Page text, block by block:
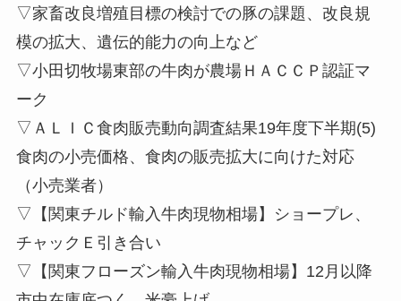
▽家畜改良増殖目標の検討での豚の課題、改良規
模の拡大、遺伝的能力の向上など
▽小田切牧場東部の牛肉が農場ＨＡＣＣＰ認証マ
ーク
▽ＡＬＩＣ⾷⾁販売動向調査結果19年度下半期(5)
⾷⾁の⼩売価格、⾷⾁の販売拡⼤に向けた対応
（⼩売業者）
▽【関東チルド輸入牛肉現物相場】ショープレ、
チャックＥ引き合い
▽【関東フローズン輸入牛肉現物相場】12月以降